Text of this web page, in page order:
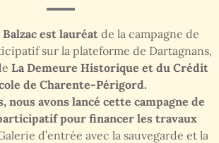
est lauréatde la campagne de
sur la plateforme de Dartagnans,
La Demeure Historique et du Crédit
de Charente-Périgord.
nous avons lancé cette campagne de
pour financer les travaux
d’entrée avec la sauvegarde et la